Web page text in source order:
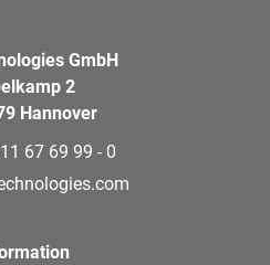
GmbH
2
Hannover
67 69 99 - 0